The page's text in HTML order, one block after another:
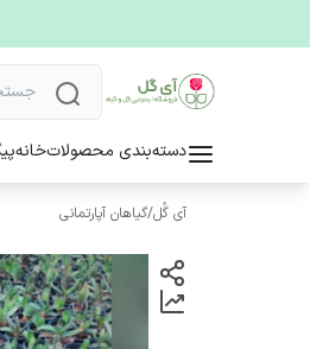
دسته‌بندی محصولاتخانه
آی گُل/گیاهان آپارتمانی